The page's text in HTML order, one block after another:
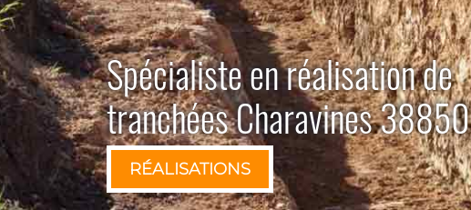
Spécialiste en réalisation de
tranchées Charavines 38850
RÉALISATIONS